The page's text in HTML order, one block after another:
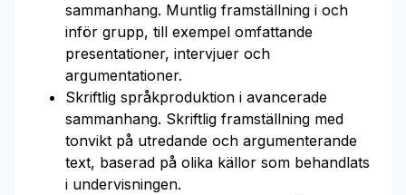
sammanhang. Muntlig framställning i och
inför grupp, till exempel omfattande
presentationer, intervjuer och
argumentationer.
Skriftlig språkproduktion i avancerade
sammanhang. Skriftlig framställning med
tonvikt på utredande och argumenterande
text, baserad på olika källor som behandlats
i undervisningen.